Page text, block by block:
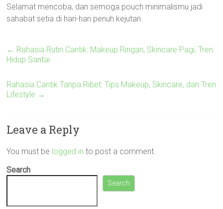
Selamat mencoba, dan semoga pouch minimalismu jadi
sahabat setia di hari-hari penuh kejutan.
← Rahasia Rutin Cantik: Makeup Ringan, Skincare Pagi, Tren
Hidup Santai
Rahasia Cantik Tanpa Ribet: Tips Makeup, Skincare, dan Tren
Lifestyle →
Leave a Reply
You must be logged in to post a comment.
Search
Search